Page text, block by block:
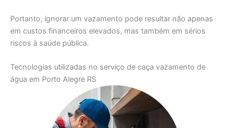
Portanto, ignorar um vazamento pode resultar não apenas
em custos financeiros elevados, mas também em sérios
riscos à saúde pública.
Tecnologias utilizadas no serviço de caça vazamento de
água em Porto Alegre RS